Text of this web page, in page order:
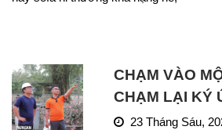
CHẠM VÀO
CHẠM LẠI KÝ
23 Tháng Sáu,